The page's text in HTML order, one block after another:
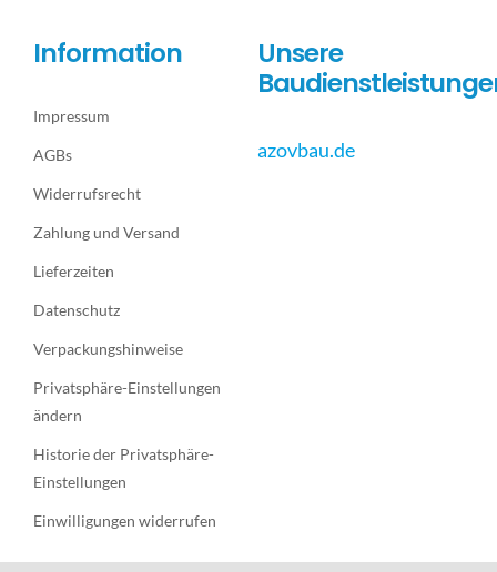
Information
Impressum
AGBs
Widerrufsrecht
Zahlung und Versand
Lieferzeiten
Datenschutz
Verpackungshinweise
Privatsphäre-Einstellungen
ändern
Historie der Privatsphäre-
Einstellungen
Einwilligungen widerrufen
Unsere
azovbau.de